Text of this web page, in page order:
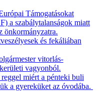
Támogatásokat
a szabálytalanságok miatt
önkormányzatra.
és fekáliában
vitorlás-
vagyonból.
miért a pénteki buli
a gyereküket az óvodába.